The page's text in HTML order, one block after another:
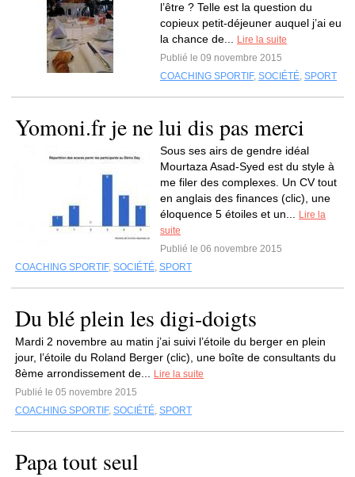
l’être ? Telle est la question du
copieux petit-déjeuner auquel j’ai eu
la chance de...
Lire la suite
Publié le 09 novembre 2015
COACHING SPORTIF, SOCIÉTÉ, SPORT
Yomoni.fr je ne lui dis pas merci
Sous ses airs de gendre idéal
Mourtaza Asad-Syed est du style à
me filer des complexes. Un CV tout
en anglais des finances (clic), une
éloquence 5 étoiles et un...
Lire la
suite
Publié le 06 novembre 2015
COACHING SPORTIF, SOCIÉTÉ, SPORT
Du blé plein les digi-doigts
Mardi 2 novembre au matin j’ai suivi l’étoile du berger en plein
jour, l’étoile du Roland Berger (clic), une boîte de consultants du
8ème arrondissement de...
Lire la suite
Publié le 05 novembre 2015
COACHING SPORTIF, SOCIÉTÉ, SPORT
Papa tout seul